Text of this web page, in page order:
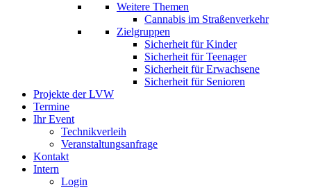
Weitere Themen
Cannabis im Straßenverkehr
Zielgruppen
Sicherheit für Kinder
Sicherheit für Teenager
Sicherheit für Erwachsene
Sicherheit für Senioren
Projekte der LVW
Termine
Ihr Event
Technikverleih
Veranstaltungsanfrage
Kontakt
Intern
Login